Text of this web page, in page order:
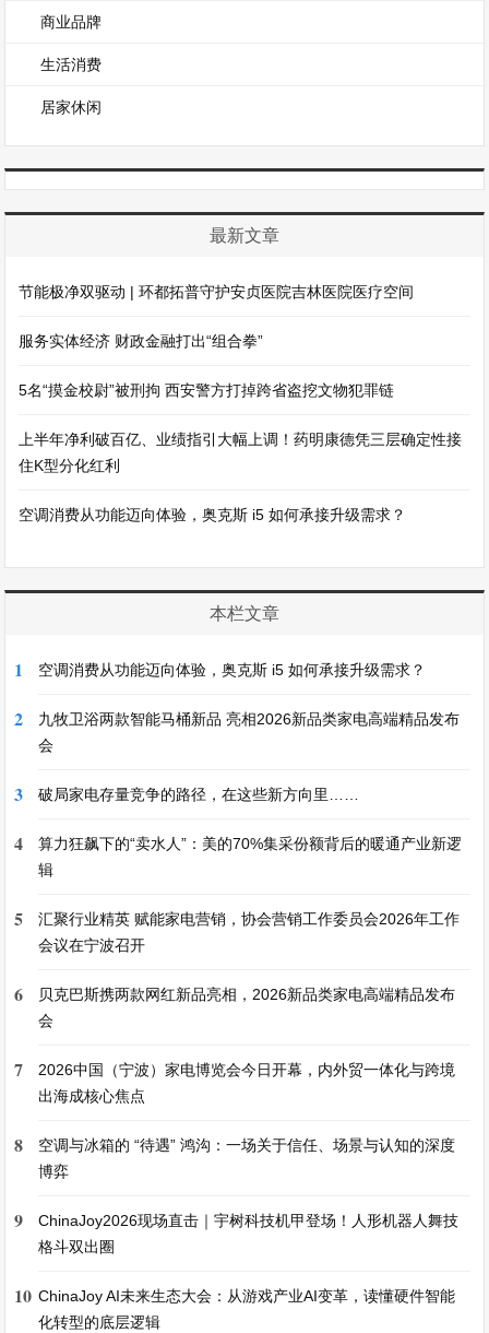
商业品牌
生活消费
居家休闲
最新文章
节能极净双驱动 | 环都拓普守护安贞医院吉林医院医疗空间
服务实体经济 财政金融打出“组合拳”
5名“摸金校尉”被刑拘 西安警方打掉跨省盗挖文物犯罪链
上半年净利破百亿、业绩指引大幅上调！药明康德凭三层确定性接
住K型分化红利
空调消费从功能迈向体验，奥克斯 i5 如何承接升级需求？
本栏文章
1 空调消费从功能迈向体验，奥克斯 i5 如何承接升级需求？
2
九牧卫浴两款智能马桶新品 亮相2026新品类家电高端精品发布
会
3 破局家电存量竞争的路径，在这些新方向里……
4
算力狂飙下的“卖水人”：美的70%集采份额背后的暖通产业新逻
辑
5
汇聚行业精英 赋能家电营销，协会营销工作委员会2026年工作
会议在宁波召开
6
贝克巴斯携两款网红新品亮相，2026新品类家电高端精品发布
会
7
2026中国（宁波）家电博览会今日开幕，内外贸一体化与跨境
出海成核心焦点
8
空调与冰箱的 “待遇” 鸿沟：一场关于信任、场景与认知的深度
博弈
9
ChinaJoy2026现场直击｜宇树科技机甲登场！人形机器人舞技
格斗双出圈
10 ChinaJoy AI未来生态大会：从游戏产业AI变革，读懂硬件智能
化转型的底层逻辑